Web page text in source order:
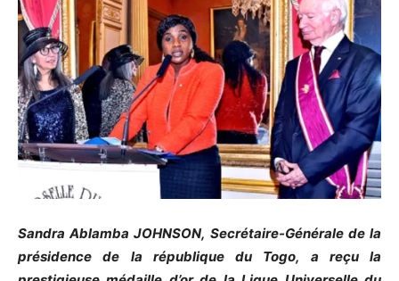
Sandra Ablamba JOHNSON, Secrétaire-Générale de la
présidence de la république du Togo, a reçu la